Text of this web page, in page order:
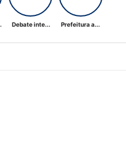
Debate inte... Prefeitura a...